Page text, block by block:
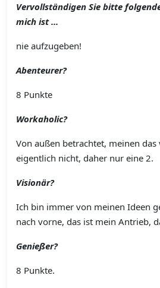
Vervollständigen Sie bitte
mich ist ...
nie aufzugeben!
Abenteurer?
8 Punkte
Workaholic?
Von außen betrachtet, meinen
eigentlich nicht, daher nur eine 2.
Visionär?
Ich bin immer von meinen Ideen
nach vorne, das ist mein Antrieb,
Genießer?
8 Punkte.